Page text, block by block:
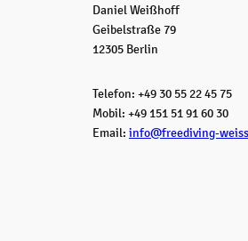
Daniel Weißhoff
Geibelstraße 79
12305 Berlin
Telefon: +49 30 55 22 45 75
Mobil: +49 151 51 91 60 30
Email: info@freediving-